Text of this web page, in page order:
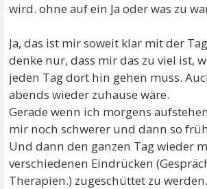
wird. ohne auf ein Ja oder was zu
Ja, das ist mir soweit klar mit der
denke nur, dass mir das zu viel ist,
jeden Tag dort hin gehen muss.
abends wieder zuhause wäre.
Gerade wenn ich morgens
mir noch schwerer und dann so
Und dann den ganzen Tag wieder
verschiedenen Eindrücken
Therapien.) zugeschüttet zu